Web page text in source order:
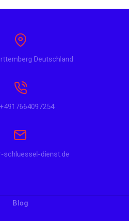
Deutschland
schluessel-dienst.de
Blog